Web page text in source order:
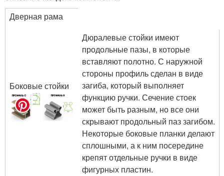
Дверная рама
Боковые стойки
Дюралевые стойки имеют
продольные пазы, в которые
вставляют полотно. С наружной
стороны профиль сделан в виде
загиба, который выполняет
функцию ручки. Сечение стоек
может быть разным, но все они
скрывают продольный паз загибом.
Некоторые боковые планки делают
сплошными, а к ним посередине
крепят отдельные ручки в виде
фигурных пластин.